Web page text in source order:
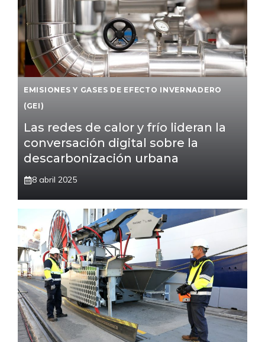
EMISIONES Y GASES DE EFECTO INVERNADERO
(GEI)
Las redes de calor y frío lideran la
conversación digital sobre la
descarbonización urbana
8 abril 2025